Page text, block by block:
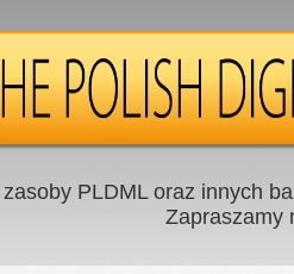
zasoby PLDML oraz innych
Zapraszamy